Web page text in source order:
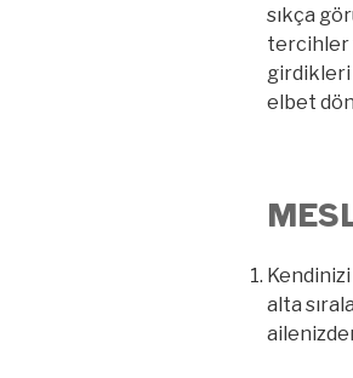
sıkça
tercihler
girdikleri
elbet
alta